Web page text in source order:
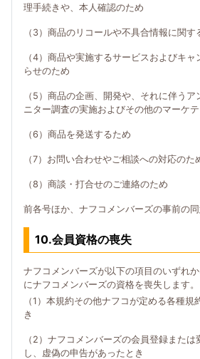
理手続きや、本人確認のため
（3）商品のリコールや不具合情報に関す
（4）商品や実施するサービスおよびキ
らせのため
（5）商品の企画、開発や、それに伴う
ニター調査の実施およびその他のマーケ
（6）商品を発送するため
（7）お問い合わせやご相談への対応のた
（8）商談・打合せのご連絡のため
前各号ほか、ナフコメンバーズの事前の
10.会員資格の喪失
ナフコメンバーズが以下の項目のいずれ
にナフコメンバーズの資格を喪失します。
（1）本規約その他ナフコが定める各種規
き
（2）ナフコメンバーズの会員登録また
し、虚偽の申告があったとき